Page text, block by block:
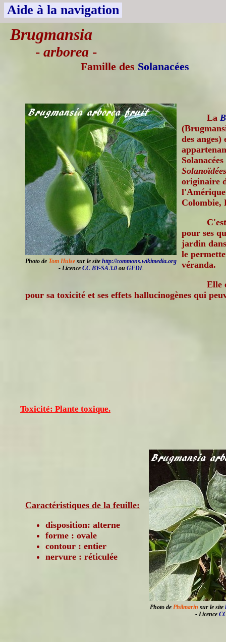
Aide à la navigation
Brugmansia
- arborea -
Famille des Solanacées
Photo de Tom Hulse sur le site http://commons.wikimedia.org
- Licence CC BY-SA 3.0 ou GFDL
La
des anges)
Solanacées
originaire
Colombie,
pour ses
jardin
le
véranda.
Elle
pour sa toxicité et ses effets hallucinogènes qui
Toxicité: Plante toxique.
Photo de Philmarin sur le site
- Licence
Caractéristiques de la feuille:
disposition: alterne
forme : ovale
contour : entier
nervure : réticulée